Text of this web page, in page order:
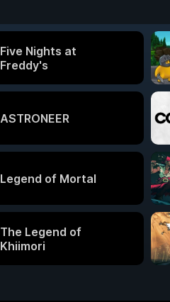
Five Nights at
Freddy's
ASTRONEER
Legend of Mortal
The Legend of
Khiimori